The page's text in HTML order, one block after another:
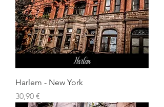
Harlem - New York
Prix
30,90 €